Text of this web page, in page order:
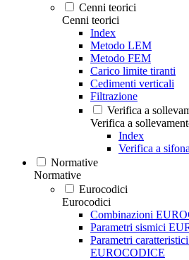
Cenni teorici
Cenni teorici
Index
Metodo LEM
Metodo FEM
Carico limite tiranti
Cedimenti verticali
Filtrazione
Verifica a
Verifica a
Index
Verifica a
Normative
Normative
Eurocodici
Eurocodici
Combinazioni
Parametri sismici
Parametri
EUROCODICE